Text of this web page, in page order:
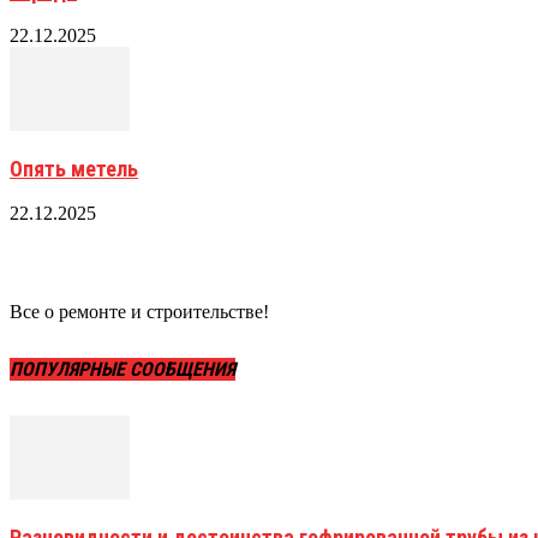
22.12.2025
Опять метель
22.12.2025
Все о ремонте и строительстве!
ПОПУЛЯРНЫЕ СООБЩЕНИЯ